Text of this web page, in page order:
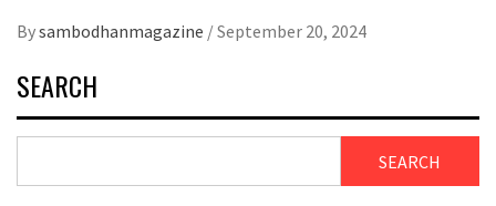
Bysambodhanmagazine /September 20, 2024
SEARCH
SEARCH